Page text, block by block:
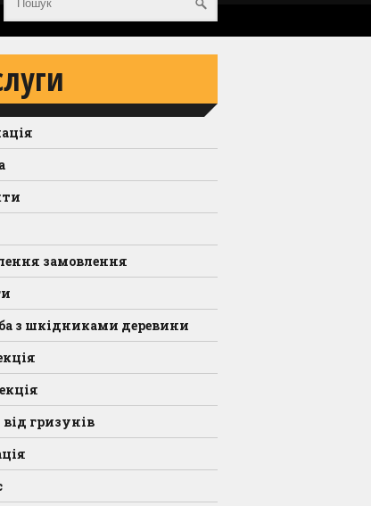
замовлення
з шкідниками деревини
гризунів